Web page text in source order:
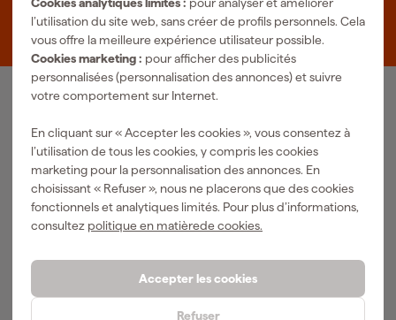
l’utilisation du site web, sans créer de profils personnels. Cela
vous offre la meilleure expérience utilisateur possible.
Cookies marketing : pour afficher des publicités
personnalisées (personnalisation des annonces) et suivre
votre comportement sur Internet.
En cliquant sur « Accepter les cookies », vous consentez à
l’utilisation de tous les cookies, y compris les cookies
marketing pour la personnalisation des annonces. En
choisissant « Refuser », nous ne placerons que des cookies
fonctionnels et analytiques limités. Pour plus d’informations,
consultez politique en matièrede cookies.
Accepter les cookies
Refuser
Zevenheuvelenweg 25
Outils pneumatiques
EPI et vêtements de travail
Outils de mesure
Outil sans-fil
Outils de jardinage
Fixami